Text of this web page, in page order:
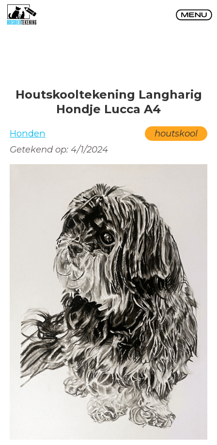
Houtskooltekening Langharig
Hondje Lucca A4
Honden
houtskool
Getekend op: 4/1/2024